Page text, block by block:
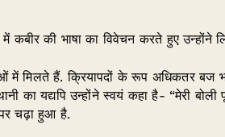
में कबीर की भाषा का विवेचन करते हुए उन्होंने
में मिलते हैं. क्रियापदों के रूप अधिकतर बज
का यद्यपि उन्होंने स्वयं कहा है- “मेरी बोली
चढ़ा हुआ है.